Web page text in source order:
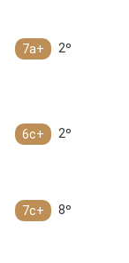
7a+ 2º
6c+
2º
7c+ 8º